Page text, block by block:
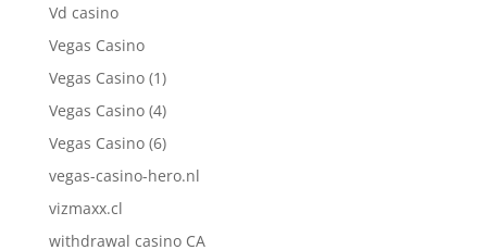
Vd casino
Vegas Casino
Vegas Casino (1)
Vegas Casino (4)
Vegas Casino (6)
vegas-casino-hero.nl
vizmaxx.cl
withdrawal casino CA